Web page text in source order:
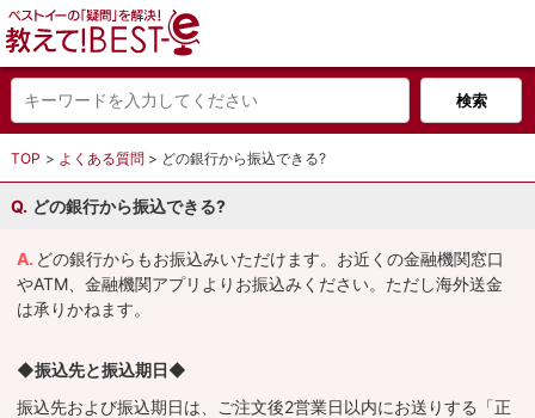
TOP よくある質問 どの銀行から振込できる?
どの銀行から振込できる?
どの銀行からもお振込みいただけます。お近くの金融機関窓口
やATM、金融機関アプリよりお振込みください。ただし海外送金
は承りかねます。
◆振込先と振込期日◆
振込先および振込期日は、ご注文後2営業日以内にお送りする「正